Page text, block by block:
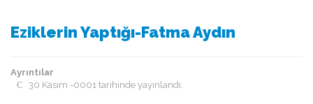
Eziklerin Yaptığı-Fatma Aydın
Ayrıntılar
30 Kasım -0001 tarihinde yayınlandı.